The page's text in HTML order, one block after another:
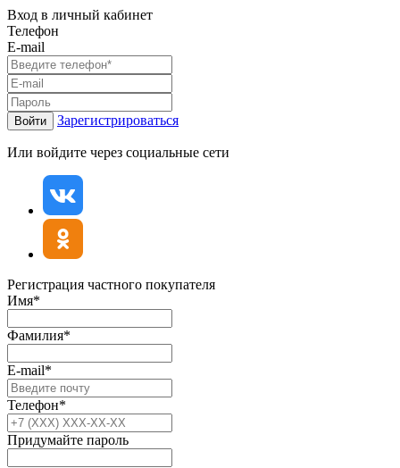
Вход в личный кабинет
Телефон
E-mail
Войти Зарегистрироваться
Или войдите через социальные сети
Регистрация частного покупателя
Имя*
Фамилия*
E-mail*
Телефон*
Придумайте пароль